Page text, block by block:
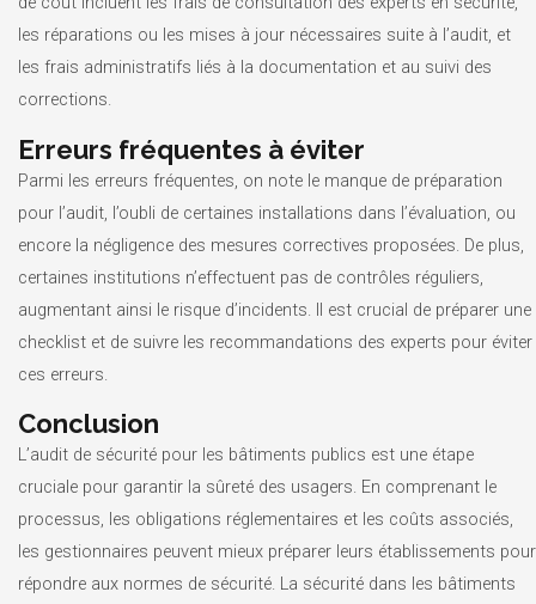
les réparations ou les mises à jour nécessaires suite à l’audit, et
les frais administratifs liés à la documentation et au suivi des
corrections.
Erreurs fréquentes à éviter
Parmi les erreurs fréquentes, on note le manque de préparation
pour l’audit, l’oubli de certaines installations dans l’évaluation, ou
encore la négligence des mesures correctives proposées. De plus,
certaines institutions n’effectuent pas de contrôles réguliers,
augmentant ainsi le risque d’incidents. Il est crucial de préparer une
checklist et de suivre les recommandations des experts pour éviter
ces erreurs.
Conclusion
L’audit de sécurité pour les bâtiments publics est une étape
cruciale pour garantir la sûreté des usagers. En comprenant le
processus, les obligations réglementaires et les coûts associés,
les gestionnaires peuvent mieux préparer leurs établissements pour
répondre aux normes de sécurité. La sécurité dans les bâtiments